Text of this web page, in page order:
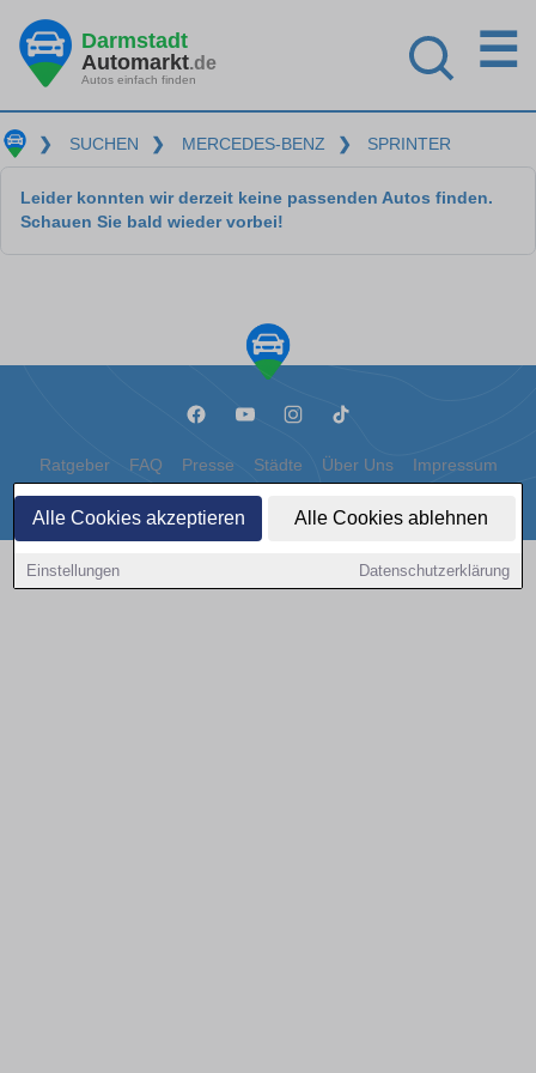
Alle Cookies akzeptieren Alle Cookies ablehnen
Einstellungen Datenschutzerklärung
Darmstadt
Automarkt.de
Autos einfach finden
☰
❯ SUCHEN ❯ MERCEDES-BENZ ❯ SPRINTER
Leider konnten wir derzeit keine passenden Autos finden.
Schauen Sie bald wieder vorbei!
Ratgeber FAQ Presse Städte Über Uns Impressum
Datenschutz Cookies
Copyright © 2000 - 2026 | 1A Infosysteme GmbH | Content by: 1a-sites-autos